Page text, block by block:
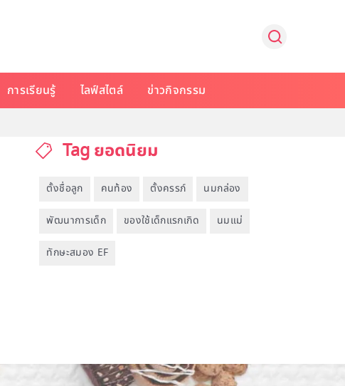
การเรียนรู้ ไลฟ์สไตล์ ข่าวกิจกรรม
Tag ยอดนิยม
ตั้งชื่อลูก คนท้อง ตั้งครรภ์ นมกล่อง
พัฒนาการเด็ก ของใช้เด็กแรกเกิด นมแม่
ทักษะสมอง EF